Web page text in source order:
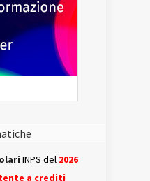
INPS del 2026
a crediti